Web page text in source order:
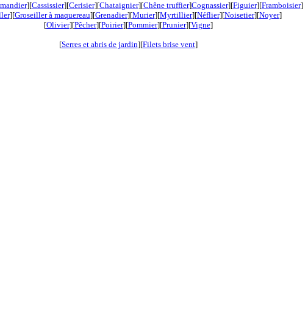
][Cassissier][Cerisier][Chataignier][Chêne truffier]Cognassier][Figuier][Framboisier]
][Groseiller à maquereau][Grenadier][Murier][Myrtillier][Néflier][Noisetier][Noyer]
[Olivier][Pêcher][Poirier][Pommier][Prunier][Vigne]
[Serres et abris de jardin][Filets brise vent]